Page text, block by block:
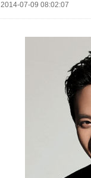
2014-07-09 08:02:07